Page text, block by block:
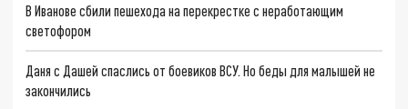
В Иванове сбили пешехода на перекрестке с неработающим
светофором
Даня с Дашей спаслись от боевиков ВСУ. Но беды для малышей не
закончились